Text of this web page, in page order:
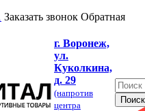
Заказать звонок Обратная
г. Воронеж,
ул.
Куколкина,
д. 29
(напротив
центра